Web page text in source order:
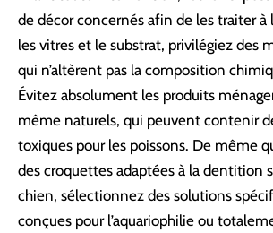
de décor concernés afin de les traiter à
les vitres et le substrat, privilégiez des
qui n’altèrent pas la composition
Évitez absolument les produits
même naturels, qui peuvent contenir
toxiques pour les poissons. De même
des croquettes adaptées à la dentition
chien, sélectionnez des solutions
conçues pour l’aquariophilie ou